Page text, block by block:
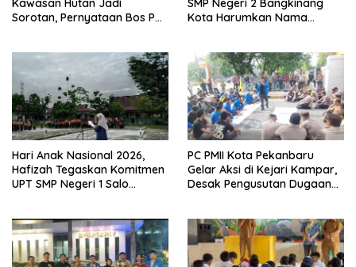
Kawasan Hutan Jadi
Sorotan, Pernyataan Bos PT
SMP Negeri 2 Bangkinang
Kota Harumkan Nama
Hari Anak Nasional 2026,
Hafizah Tegaskan Komitmen
UPT SMP Negeri 1 Salo
PC PMII Kota Pekanbaru
Gelar Aksi di Kejari Kampar,
Desak Pengusutan Dugaan